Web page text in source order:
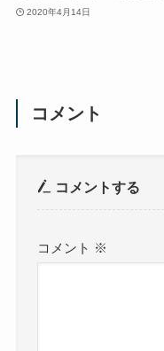
2020年4月14日
コメント
コメントする
コメント ※